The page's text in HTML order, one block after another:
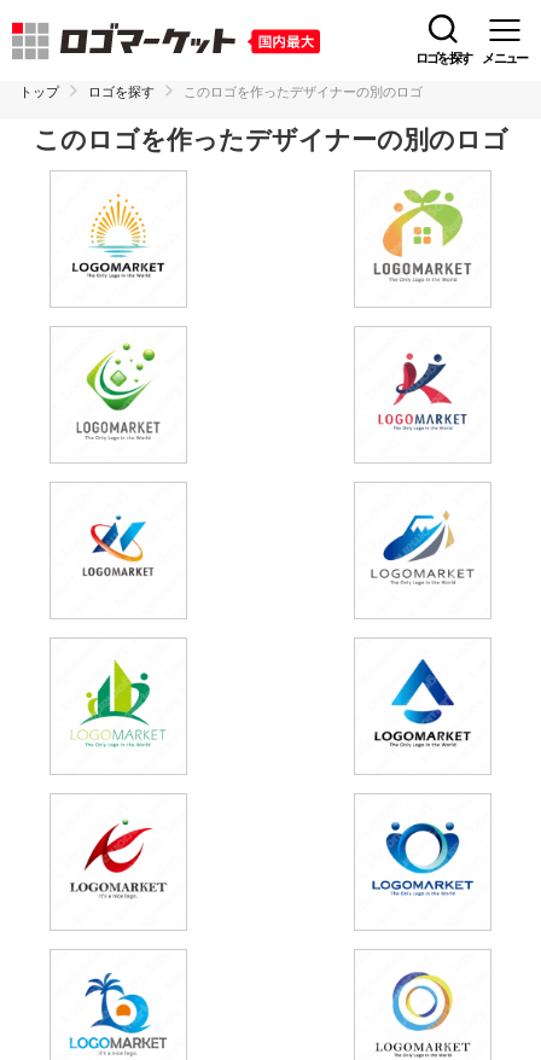
ロゴを探す メニュー
トップ ロゴを探す このロゴを作ったデザイナーの別のロゴ
このロゴを作ったデザイナーの別のロゴ